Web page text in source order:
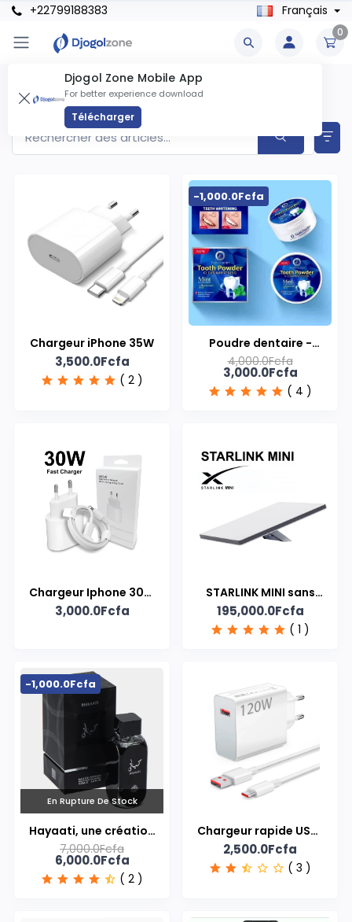
+22799188383 Français
0
Djogol Zone Mobile App
For better experience download
Télécharger
Best Selling Products
Articles trouvés
Chargeur iPhone 35W
3,500.0Fcfa
( 2 )
-1,000.0Fcfa
Poudre dentaire -
Tree Doctor
4,000.0Fcfa
3,000.0Fcfa
( 4 )
Chargeur Iphone 30W
Type c - Lightning
3,000.0Fcfa
STARLINK MINI sans
compte
195,000.0Fcfa
( 1 )
-1,000.0Fcfa
En Rupture De Stock
Hayaati, une création
pour homme signée
Fragrance World
7,000.0Fcfa
6,000.0Fcfa
( 2 )
Chargeur rapide USB-
C 120W pour Xiaomi /
Redmi
2,500.0Fcfa
( 3 )